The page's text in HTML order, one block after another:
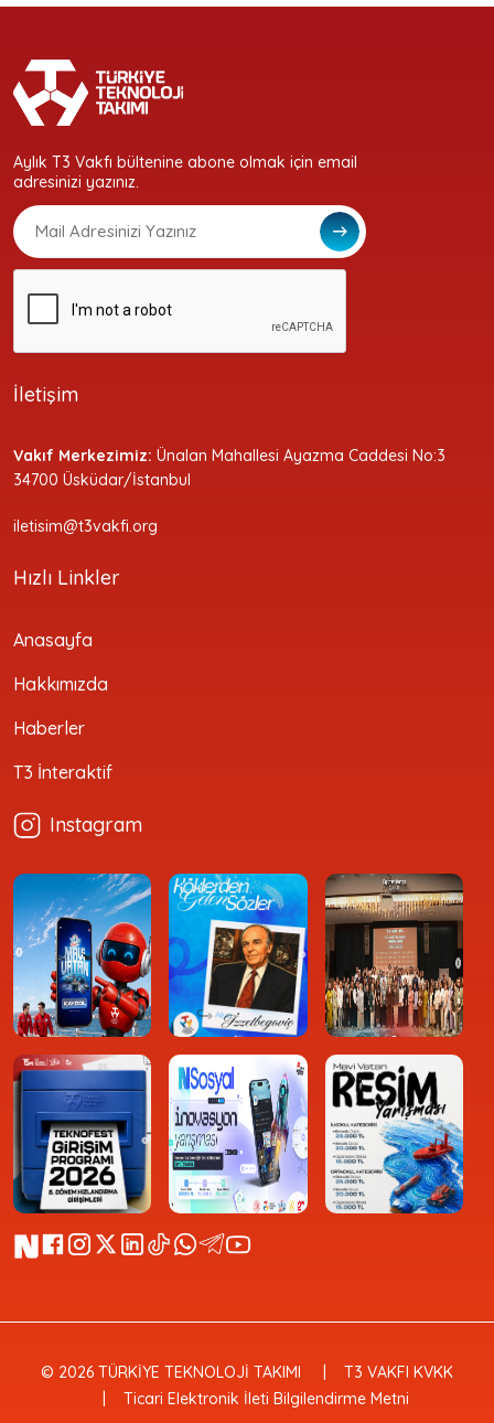
Aylık T3 Vakfı bültenine abone olmak için email
adresinizi yazınız.
İletişim
Vakıf Merkezimiz: Ünalan Mahallesi Ayazma Caddesi No:3
34700 Üsküdar/İstanbul
iletisim@t3vakfi.org
Hızlı Linkler
Anasayfa
Hakkımızda
Haberler
T3 İnteraktif
Instagram
© 2026 TÜRKİYE TEKNOLOJİ TAKIMI
T3 VAKFI KVKK
Ticari Elektronik İleti Bilgilendirme Metni